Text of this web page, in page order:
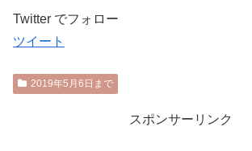
Twitter でフォロー
ツイート
2019年5月6日まで
スポンサーリンク